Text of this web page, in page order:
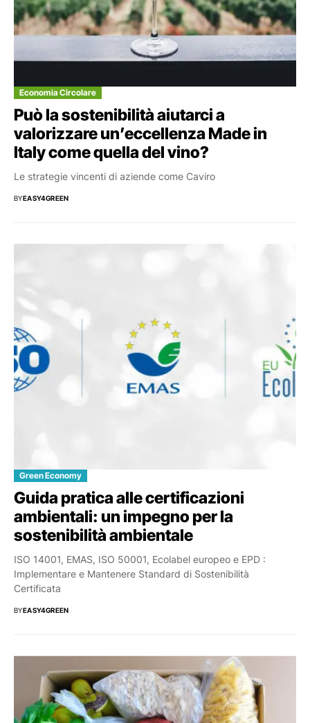
Economia Circolare
Può la sostenibilità aiutarci a
valorizzare un’eccellenza Made in
Italy come quella del vino?
Le strategie vincenti di aziende come Caviro
BYEASY4GREEN
Green Economy
Guida pratica alle certificazioni
ambientali: un impegno per la
sostenibilità ambientale
ISO 14001, EMAS, ISO 50001, Ecolabel europeo e EPD :
Implementare e Mantenere Standard di Sostenibilità
Certificata
BYEASY4GREEN